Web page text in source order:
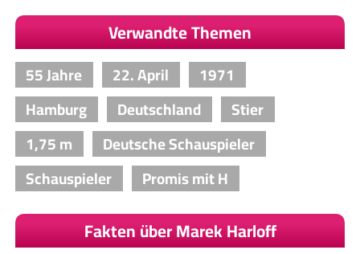
Verwandte Themen
55 Jahre 22. April
1971
Hamburg
Deutschland
Stier
1,75 m
Deutsche Schauspieler
Schauspieler
Promis mit H
Fakten über Marek Harloff